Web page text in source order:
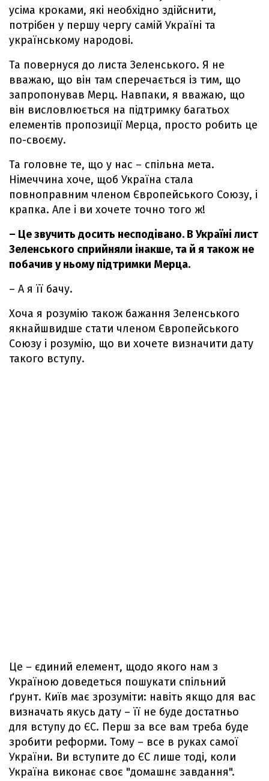
усіма кроками, які необхідно здійснити,
потрібен у першу чергу самій Україні та
українському народові.
Та повернуся до листа Зеленського. Я не
вважаю, що він там сперечається із тим, що
запропонував Мерц. Навпаки, я вважаю, що
він висловлюється на підтримку багатьох
елементів пропозиції Мерца, просто робить це
по-своєму.
Та головне те, що у нас – спільна мета.
Німеччина хоче, щоб Україна стала
повноправним членом Європейського Союзу, і
крапка. Але і ви хочете точно того ж!
– Це звучить досить несподівано. В Україні лист
Зеленського сприйняли інакше, та й я також не
побачив у ньому підтримки Мерца.
– А я її бачу.
Хоча я розумію також бажання Зеленського
якнайшвидше стати членом Європейського
Союзу і розумію, що ви хочете визначити дату
такого вступу.
Це – єдиний елемент, щодо якого нам з
Україною доведеться пошукати спільний
ґрунт. Київ має зрозуміти: навіть якщо для вас
визначать якусь дату – її не буде достатньо
для вступу до ЄС. Перш за все вам треба буде
зробити реформи. Тому – все в руках самої
України. Ви вступите до ЄС лише тоді, коли
Україна виконає своє "домашнє завдання".